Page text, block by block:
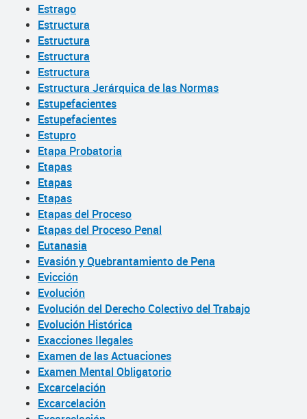
Estrago
Estructura
Estructura
Estructura
Estructura
Estructura Jerárquica de las Normas
Estupefacientes
Estupefacientes
Estupro
Etapa Probatoria
Etapas
Etapas
Etapas
Etapas del Proceso
Etapas del Proceso Penal
Eutanasia
Evasión y Quebrantamiento de Pena
Evicción
Evolución
Evolución del Derecho Colectivo del Trabajo
Evolución Histórica
Exacciones Ilegales
Examen de las Actuaciones
Examen Mental Obligatorio
Excarcelación
Excarcelación